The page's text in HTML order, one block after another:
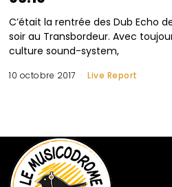
C’était la rentrée des Dub Echo
soir au Transbordeur. Avec
culture sound-system,
10 octobre 2017 Live Report